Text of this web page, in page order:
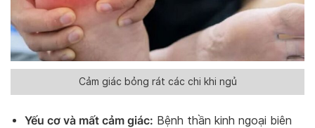
Cảm giác bỏng rát các chi khi ngủ
Yếu cơ và mất cảm giác: Bệnh thần kinh ngoại biên